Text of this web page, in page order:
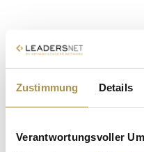
Zustimmung Details
Verantwortungsvoller